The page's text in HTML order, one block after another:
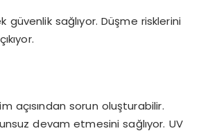
sağlıyor. Düşme risklerini
açısından sorun oluşturabilir.
devam etmesini sağlıyor. UV